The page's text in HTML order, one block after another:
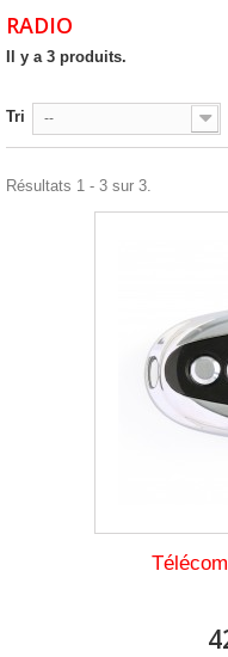
RADIO
Il y a 3 produits.
Tri --
Résultats 1 - 3 sur 3.